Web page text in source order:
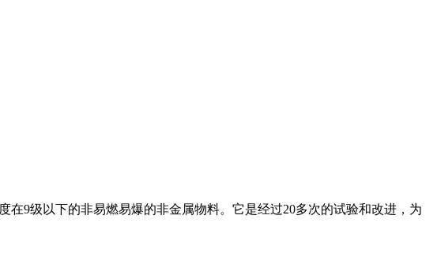
9级以下的非易燃易爆的非金属物料。它是经过20多次的试验和改进，为